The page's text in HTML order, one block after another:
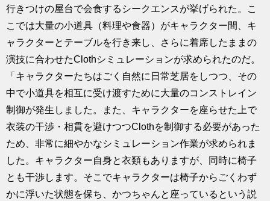
行きつけの屋台で会食するシークエンスが挙げられた。こ
こでは大量の小道具（料理や食器）がキャラクター間、キ
ャラクターとテーブルを行き来し、さらに着席したままの
演技に合わせたClothシミュレーションが求められたのだ。
「キャラクターたちはごく自然に日常芝居をしつつ、その
中で小道具を相互に受け渡すために大量のコンストレイン
制御が発生しました。また、キャラクターを座らせた上で
衣装の干渉・相貫を避けつつClothを制御する必要があった
ため、非常に細やかなシミュレーション作業が求められま
した。キャラクター自身と衣類もありますが、同時に椅子
とも干渉します。そこでキャラクターは椅子からごくわず
かに浮いた状態を保ち、かつちゃんと座っているという説